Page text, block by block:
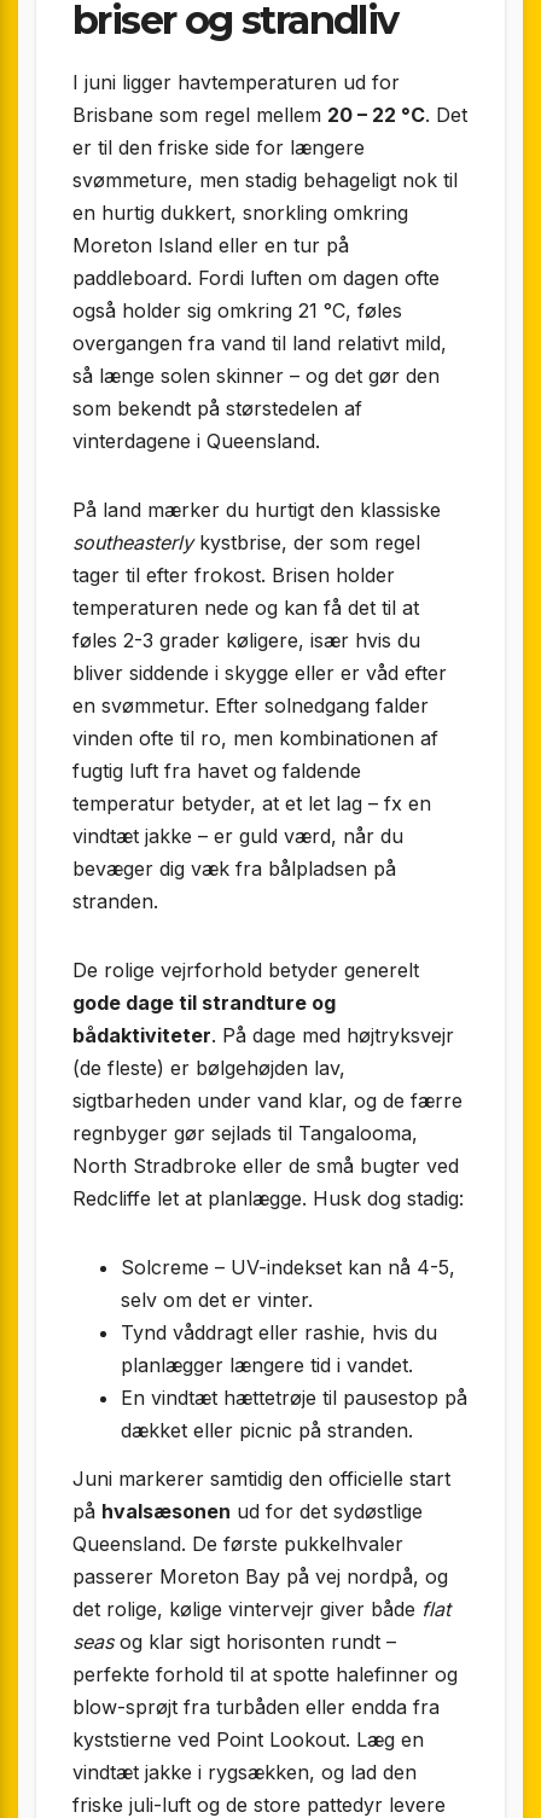
briser og strandliv
I juni ligger havtemperaturen ud for
Brisbane som regel mellem 20 – 22 °C. Det
er til den friske side for længere
svømmeture, men stadig behageligt nok til
en hurtig dukkert, snorkling omkring
Moreton Island eller en tur på
paddleboard. Fordi luften om dagen ofte
også holder sig omkring 21 °C, føles
overgangen fra vand til land relativt mild,
så længe solen skinner – og det gør den
som bekendt på størstedelen af
vinterdagene i Queensland.
På land mærker du hurtigt den klassiske
southeasterlykystbrise, der som regel
tager til efter frokost. Brisen holder
temperaturen nede og kan få det til at
føles 2-3 grader køligere, især hvis du
bliver siddende i skygge eller er våd efter
en svømmetur. Efter solnedgang falder
vinden ofte til ro, men kombinationen af
fugtig luft fra havet og faldende
temperatur betyder, at et let lag – fx en
vindtæt jakke – er guld værd, når du
bevæger dig væk fra bålpladsen på
stranden.
De rolige vejrforhold betyder generelt
gode dage til strandture og
bådaktiviteter. På dage med højtryksvejr
(de fleste) er bølgehøjden lav,
sigtbarheden under vand klar, og de færre
regnbyger gør sejlads til Tangalooma,
North Stradbroke eller de små bugter ved
Redcliffe let at planlægge. Husk dog stadig:
Solcreme – UV-indekset kan nå 4-5,
selv om det er vinter.
Tynd våddragt eller rashie, hvis du
planlægger længere tid i vandet.
En vindtæt hættetrøje til pausestop på
dækket eller picnic på stranden.
Juni markerer samtidig den officielle start
på hvalsæsonen ud for det sydøstlige
Queensland. De første pukkelhvaler
passerer Moreton Bay på vej nordpå, og
det rolige, kølige vintervejr giver både flat
seasog klar sigt horisonten rundt –
perfekte forhold til at spotte halefinner og
blow-sprøjt fra turbåden eller endda fra
kyststierne ved Point Lookout. Læg en
vindtæt jakke i rygsækken, og lad den
friske juli-luft og de store pattedyr levere